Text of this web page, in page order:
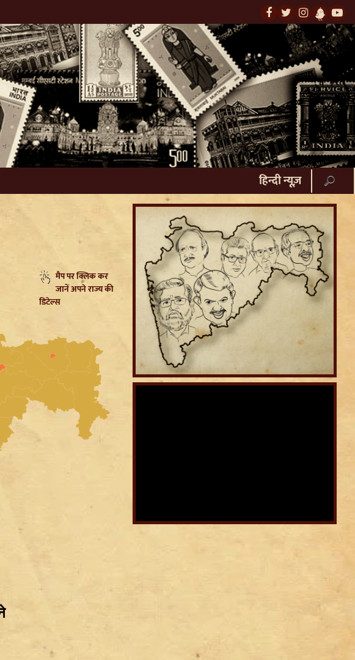
हिन्दी न्यूज़
मैप पर क्लिक कर
जानें अपने राज्य की
डिटेल्स